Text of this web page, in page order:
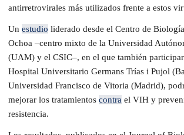
antirretrovirales más utilizados frente a estos
Un estudio liderado desde el Centro de
Ochoa –centro mixto de la Universidad
(UAM) y el CSIC–, en el que también
Hospital Universitario Germans Trías i Pujol
Universidad Francisco de Vitoria (Madrid),
mejorar los tratamientos contra el VIH y
resistencia.